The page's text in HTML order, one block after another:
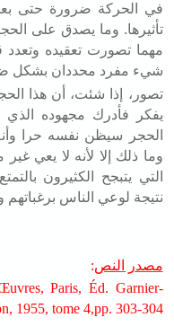
في الحركة ضرورة حتى
تأثيرها. وما يصدق على
مهما تصورت تعقيده
شيء مفرد محددان بشكل
تصور، إذا شئت، أن هذا
يفكر فأدرك مجهوده الذي
الحجر سيظن نفسه حرا
وما ذلك إلا لأنه لا يعي
التي يتبجح الكثيرون
نتيجة لوعي الناس برغباتهم
مصدر النص:
Paris, Éd. Garnier-
1955, tome 4,pp. 303-304